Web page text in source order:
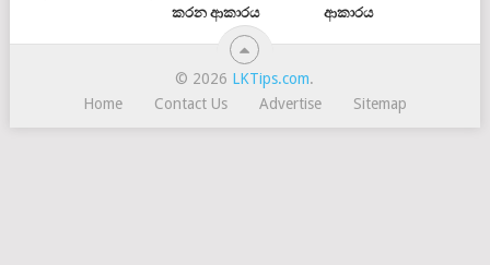
කරන ආකාරය
ආකාරය
© 2026 LKTips.com.
Home
Contact Us Advertise Sitemap